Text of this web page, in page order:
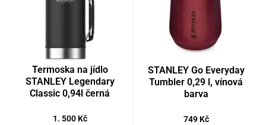
Termoska na jídlo
STANLEY Legendary
Classic 0,94l černá
1. 500 Kč
STANLEY Go Everyday
Tumbler 0,29 l, vínová
barva
749 Kč